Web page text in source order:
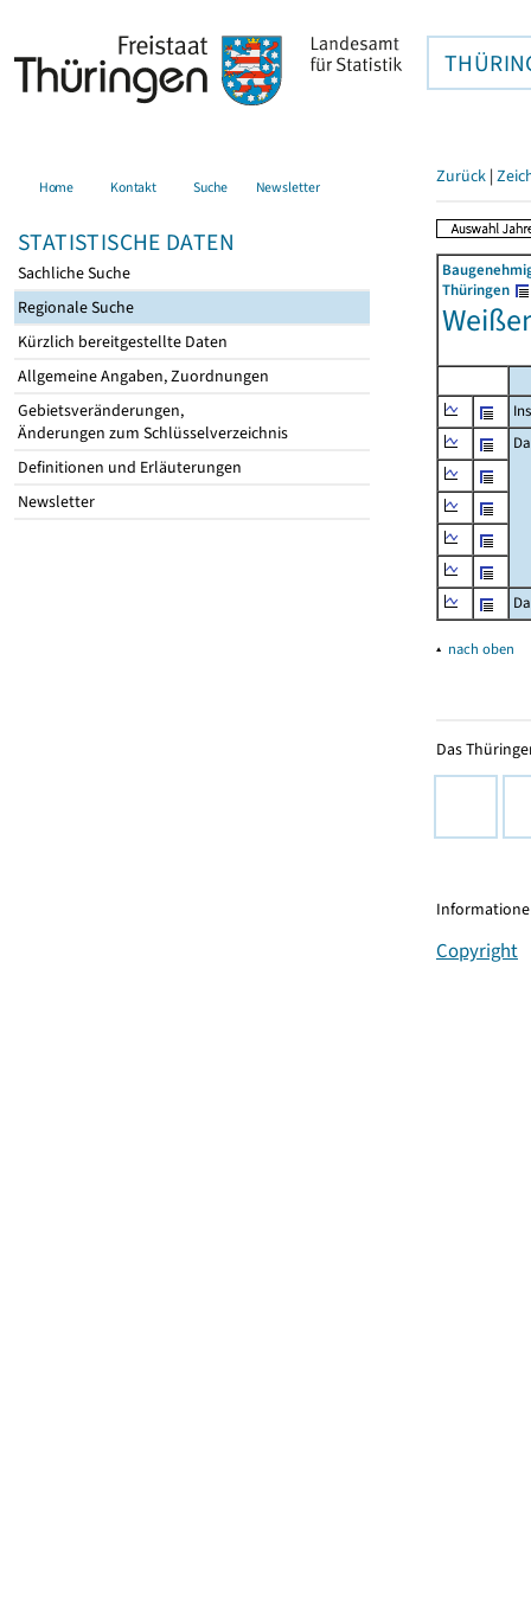
Home Kontakt Suche Newsletter
STATISTISCHE DATEN
Sachliche Suche
Regionale Suche
Kürzlich bereitgestellte Daten
Allgemeine Angaben, Zuordnungen
Gebietsveränderungen,
Änderungen zum Schlüsselverzeichnis
Definitionen und Erläuterungen
Newsletter
Zurück |
Thüringen
▴ nach oben
Das
Copyright